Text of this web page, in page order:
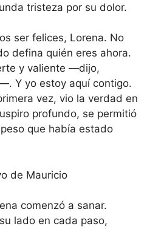
tristeza por su dolor.
ser felices, Lorena. No
defina quién eres ahora.
y valiente —dijo,
Y yo estoy aquí contigo.
vez, vio la verdad en
profundo, se permitió
que había estado
de Mauricio
comenzó a sanar.
lado en cada paso,